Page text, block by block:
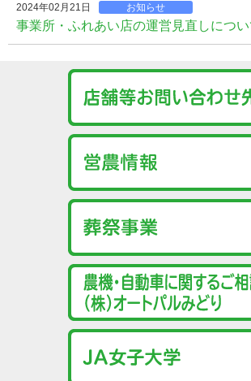
2024年02月21日 お知らせ
事業所・ふれあい店の運営見直しについ